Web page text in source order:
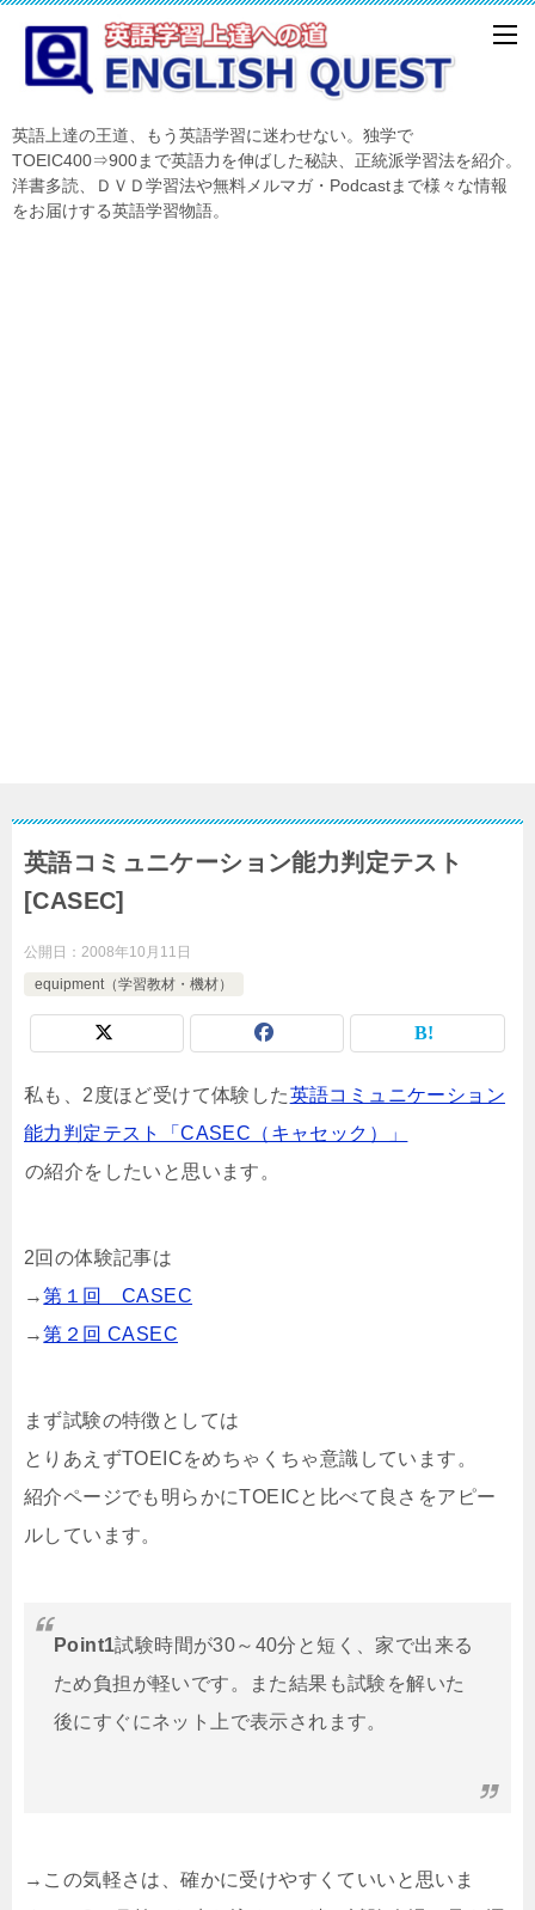
英語上達の王道、もう英語学習に迷わせない。独学で
TOEIC400⇒900まで英語力を伸ばした秘訣、正統派学習法を紹介。
洋書多読、ＤＶＤ学習法や無料メルマガ・Podcastまで様々な情報
をお届けする英語学習物語。
英語コミュニケーション能力判定テスト
[CASEC]
公開日： 2008年10月11日
equipment（学習教材・機材）
私も、2度ほど受けて体験した英語コミュニケーション
能力判定テスト「CASEC（キャセック）」
の紹介をしたいと思います。
2回の体験記事は
→第１回 CASEC
→第２回 CASEC
まず試験の特徴としては
とりあえずTOEICをめちゃくちゃ意識しています。
紹介ページでも明らかにTOEICと比べて良さをアピー
ルしています。
Point1試験時間が30～40分と短く、家で出来る
ため負担が軽いです。また結果も試験を解いた
後にすぐにネット上で表示されます。
→この気軽さは、確かに受けやすくていいと思いま